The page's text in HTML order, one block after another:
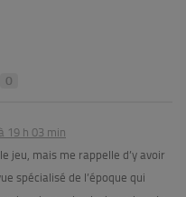
0
19 h 03 min
jeu, mais me rappelle d’y avoir
spécialisé de l’époque qui